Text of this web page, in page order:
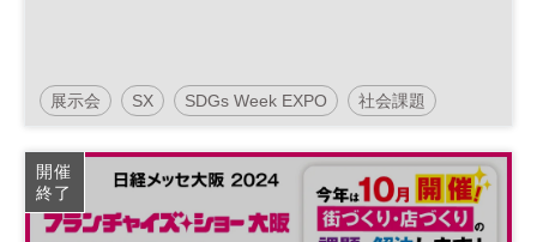
展示会 SX SDGs Week EXPO 社会課題
サステナビリティ 地球環境 環境 サステナブル
SDGs
開催
終了